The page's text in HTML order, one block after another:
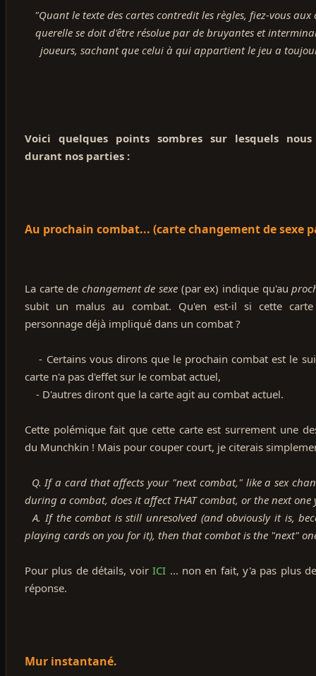
"Quant le texte des cartes contredit les règles, fiez-vous aux
querelle se doit d'être résolue par de bruyantes et
joueurs, sachant que celui à qui appartient le jeu a
Voici quelques points sombres sur lesquels nous
durant nos parties :
Au prochain combat... (carte changement de sexe
La carte de changement de sexe (par ex) indique qu'au
subit un malus au combat. Qu'en est-il si cette
personnage déjà impliqué dans un combat ?
- Certains vous dirons que le prochain combat est le
carte n'a pas d'effet sur le combat actuel,
- D'autres diront que la carte agit au combat actuel.
Cette polémique fait que cette carte est surrement une
du Munchkin ! Mais pour couper court, je citerais
Q. If a card that affects your "next combat," like a sex
during a combat, does it affect THAT combat, or the next one
A. If the combat is still unresolved (and obviously it is,
playing cards on you for it), then that combat is the "next"
Pour plus de détails, voirICI ... non en fait, y'a pas plus
réponse.
Mur instantané.